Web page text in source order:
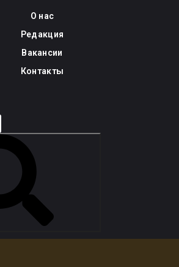
О нас
Редакция
Вакансии
Контакты